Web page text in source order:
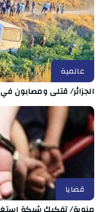
عالمية
الجزائر/ قتلى ومصابون
قضايا